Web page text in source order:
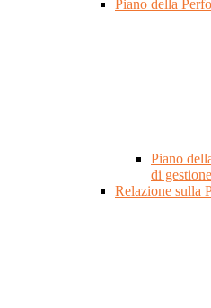
Piano della
Piano
di gestione
Relazione sulla